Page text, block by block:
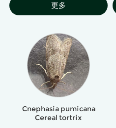
更多
Cnephasia pumicana
Cereal tortrix